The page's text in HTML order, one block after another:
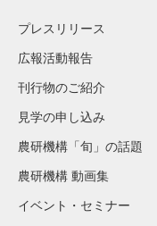
プレスリリース
広報活動報告
刊行物のご紹介
見学の申し込み
農研機構「旬」の話題
農研機構 動画集
イベント・セミナー